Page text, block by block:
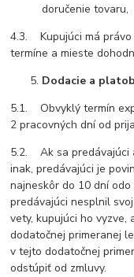
doručenie tovaru,
4.3. Kupujúci má právo
termíne a mieste
Dodacie a
5.1. Obvyklý termín
2 pracovných dní od
5.2. Ak sa predávajúci
inak, predávajúci je
najneskôr do 10 dní
predávajúci nesplnil
vety, kupujúci ho vyzve,
dodatočnej primeranej
v tejto dodatočnej
odstúpiť od zmluvy.